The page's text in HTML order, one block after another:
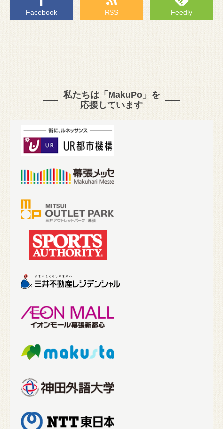
Facebook RSS Feedly
私たちは「MakuPo」を
応援しています